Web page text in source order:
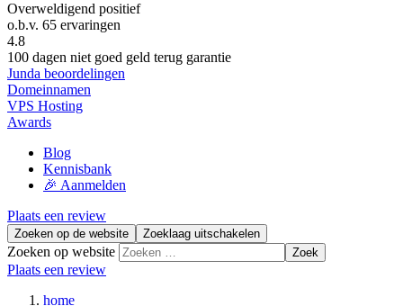
Overweldigend positief
o.b.v. 65 ervaringen
4.8
100 dagen niet goed geld terug garantie
Junda beoordelingen
Domeinnamen
VPS Hosting
Awards
Blog
Kennisbank
🎉 Aanmelden
Plaats een review
Zoeken op de website Zoeklaag uitschakelen
Zoeken op website Zoek
Plaats een review
home